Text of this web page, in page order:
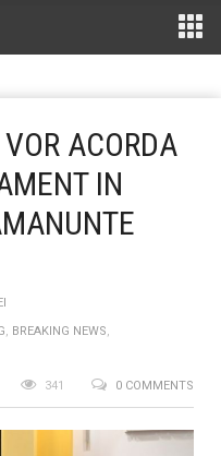
ACORDA
IN
, BREAKING NEWS,
0 COMMENTS
341